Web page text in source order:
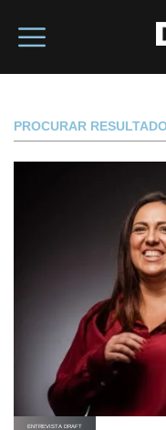
PROCURAR
ENTREVISTA DRAFT